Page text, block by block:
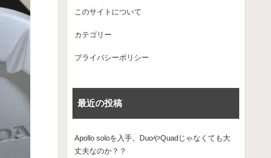
このサイトについて
カテゴリー
プライバシーポリシー
最近の投稿
Apollo soloを入手。DuoやQuadじゃなくても大
丈夫なのか？？